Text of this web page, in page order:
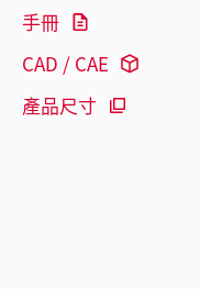
手冊
CAD / CAE
產品尺寸